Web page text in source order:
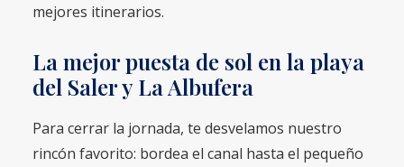
mejores itinerarios.
La mejor puesta de sol en la playa
del Saler y La Albufera
Para cerrar la jornada, te desvelamos nuestro
rincón favorito: bordea el canal hasta el pequeño